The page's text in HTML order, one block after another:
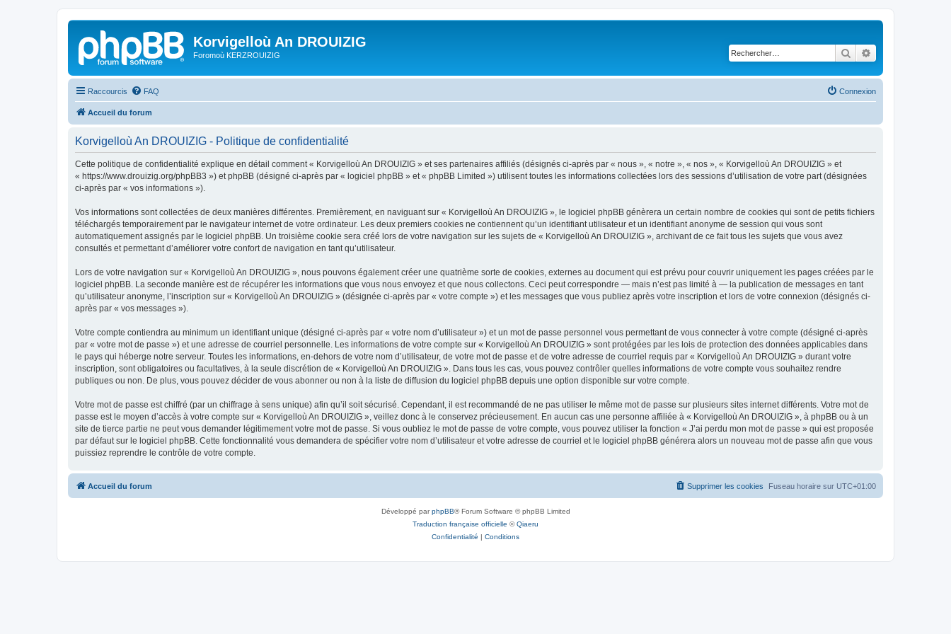
Korvigelloù An DROUIZIG
Foromoù KERZROUIZIG Rechercher
Raccourcis FAQ Connexion
Accueil du forum
Korvigelloù An DROUIZIG - Politique de confidentialité
Cette politique de confidentialité explique en détail comment « Korvigelloù An DROUIZIG » et ses partenaires affiliés (désignés ci-après par « nous », « notre », « nos », « Korvigelloù An DROUIZIG » et
« https://www.drouizig.org/phpBB3 ») et phpBB (désigné ci-après par « logiciel phpBB » et « phpBB Limited ») utilisent toutes les informations collectées lors des sessions d’utilisation de votre part (désignées
ci-après par « vos informations »).
Vos informations sont collectées de deux manières différentes. Premièrement, en naviguant sur « Korvigelloù An DROUIZIG », le logiciel phpBB génèrera un certain nombre de cookies qui sont de petits fichiers
téléchargés temporairement par le navigateur internet de votre ordinateur. Les deux premiers cookies ne contiennent qu’un identifiant utilisateur et un identifiant anonyme de session qui vous sont
automatiquement assignés par le logiciel phpBB. Un troisième cookie sera créé lors de votre navigation sur les sujets de « Korvigelloù An DROUIZIG », archivant de ce fait tous les sujets que vous avez
consultés et permettant d’améliorer votre confort de navigation en tant qu’utilisateur.
Lors de votre navigation sur « Korvigelloù An DROUIZIG », nous pouvons également créer une quatrième sorte de cookies, externes au document qui est prévu pour couvrir uniquement les pages créées par le
logiciel phpBB. La seconde manière est de récupérer les informations que vous nous envoyez et que nous collectons. Ceci peut correspondre — mais n’est pas limité à — la publication de messages en tant
qu’utilisateur anonyme, l’inscription sur « Korvigelloù An DROUIZIG » (désignée ci-après par « votre compte ») et les messages que vous publiez après votre inscription et lors de votre connexion (désignés ci-
après par « vos messages »).
Votre compte contiendra au minimum un identifiant unique (désigné ci-après par « votre nom d’utilisateur ») et un mot de passe personnel vous permettant de vous connecter à votre compte (désigné ci-après
par « votre mot de passe ») et une adresse de courriel personnelle. Les informations de votre compte sur « Korvigelloù An DROUIZIG » sont protégées par les lois de protection des données applicables dans
le pays qui héberge notre serveur. Toutes les informations, en-dehors de votre nom d’utilisateur, de votre mot de passe et de votre adresse de courriel requis par « Korvigelloù An DROUIZIG » durant votre
inscription, sont obligatoires ou facultatives, à la seule discrétion de « Korvigelloù An DROUIZIG ». Dans tous les cas, vous pouvez contrôler quelles informations de votre compte vous souhaitez rendre
publiques ou non. De plus, vous pouvez décider de vous abonner ou non à la liste de diffusion du logiciel phpBB depuis une option disponible sur votre compte.
Votre mot de passe est chiffré (par un chiffrage à sens unique) afin qu’il soit sécurisé. Cependant, il est recommandé de ne pas utiliser le même mot de passe sur plusieurs sites internet différents. Votre mot de
passe est le moyen d’accès à votre compte sur « Korvigelloù An DROUIZIG », veillez donc à le conservez précieusement. En aucun cas une personne affiliée à « Korvigelloù An DROUIZIG », à phpBB ou à un
site de tierce partie ne peut vous demander légitimement votre mot de passe. Si vous oubliez le mot de passe de votre compte, vous pouvez utiliser la fonction « J’ai perdu mon mot de passe » qui est proposée
par défaut sur le logiciel phpBB. Cette fonctionnalité vous demandera de spécifier votre nom d’utilisateur et votre adresse de courriel et le logiciel phpBB générera alors un nouveau mot de passe afin que vous
puissiez reprendre le contrôle de votre compte.
Accueil du forum Fuseau horaire sur UTC+01:00
Supprimer les cookies
Développé parphpBB® Forum Software © phpBB Limited
Traduction française officielle ©Qiaeru
Confidentialité | Conditions